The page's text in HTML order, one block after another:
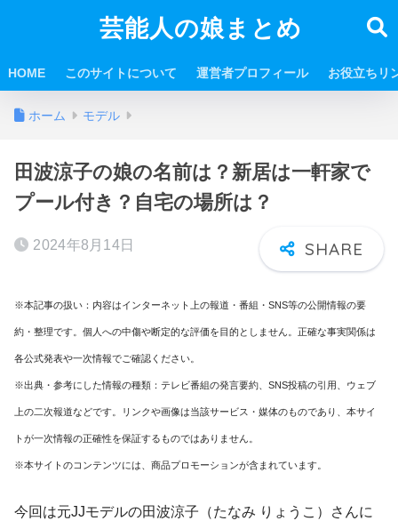
芸能人の娘まとめ
HOME このサイトについて 運営者プロフィール お役立ちリ
ホーム モデル
田波涼子の娘の名前は？新居は一軒家で
プール付き？自宅の場所は？
2024年8月14日
※本記事の扱い：内容はインターネット上の報道・番組・SNS等の公開情報の要
約・整理です。個人への中傷や断定的な評価を目的としません。正確な事実関係は
各公式発表や一次情報でご確認ください。
※出典・参考にした情報の種類：テレビ番組の発言要約、SNS投稿の引用、ウェブ
上の二次報道などです。リンクや画像は当該サービス・媒体のものであり、本サイ
トが一次情報の正確性を保証するものではありません。
※本サイトのコンテンツには、商品プロモーションが含まれています。
今回は元JJモデルの田波涼子（たなみ りょうこ）さんに